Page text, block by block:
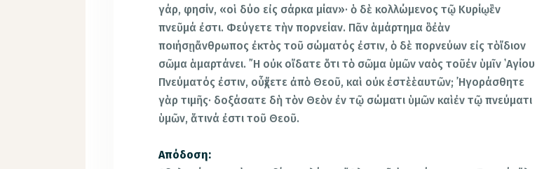
γάρ, φησίν, «οἱ δύο εἰς σάρκα μίαν»· ὁ δὲ κολλώμενος τῷ Κυρίῳἓν
πνεῦμά ἐστι. Φεύγετε τὴν πορνείαν. Πᾶν ἁμάρτημα ὃἐὰν
ποιήσῃἄνθρωπος ἐκτὸς τοῦ σώματός ἐστιν, ὁ δὲ πορνεύων εἰς τὸἴδιον
σῶμα ἁμαρτάνει. ῎Η οὐκ οἴδατε ὅτι τὸ σῶμα ὑμῶν ναὸς τοῦἐν ὑμῖν ῾Αγίου
Πνεύματός ἐστιν, οὗἔχετε ἀπὸ Θεοῦ, καὶ οὐκ ἐστὲἑαυτῶν; ᾿Ηγοράσθητε
γὰρ τιμῆς· δοξάσατε δὴ τὸν Θεὸν ἐν τῷ σώματι ὑμῶν καὶἐν τῷ πνεύματι
ὑμῶν, ἅτινά ἐστι τοῦ Θεοῦ.
Απόδοση: